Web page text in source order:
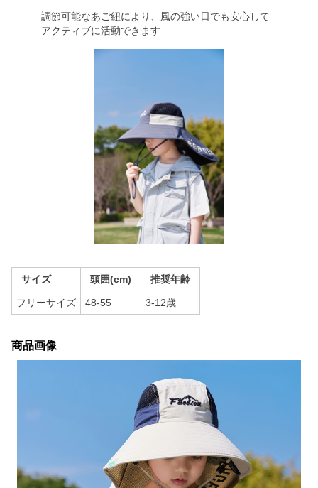
調節可能なあご紐により、風の強い日でも安心して
アクティブに活動できます
サイズ 頭囲(cm) 推奨年齢
フリーサイズ 48-55 3-12歳
商品画像